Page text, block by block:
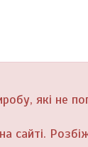
які не
сайті.